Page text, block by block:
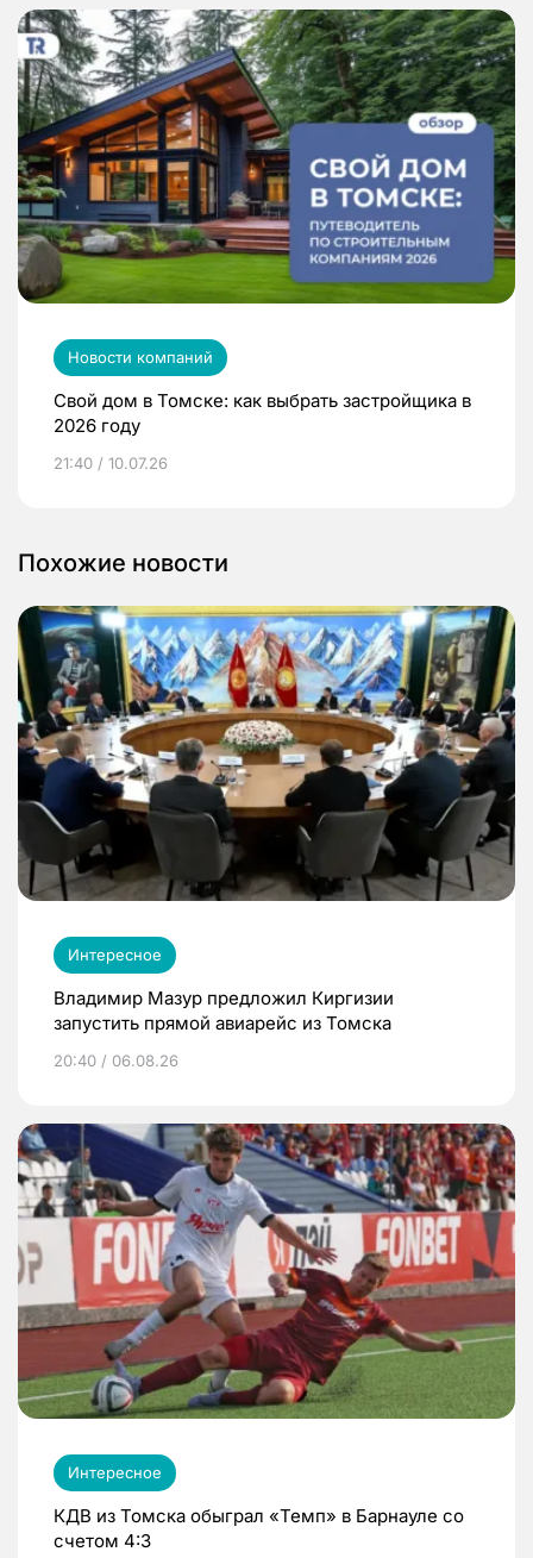
Новости компаний
Свой дом в Томске: как выбрать застройщика в
2026 году
21:40 / 10.07.26
Похожие новости
Интересное
Владимир Мазур предложил Киргизии
запустить прямой авиарейс из Томска
20:40 / 06.08.26
Интересное
КДВ из Томска обыграл «Темп» в Барнауле со
счетом 4:3